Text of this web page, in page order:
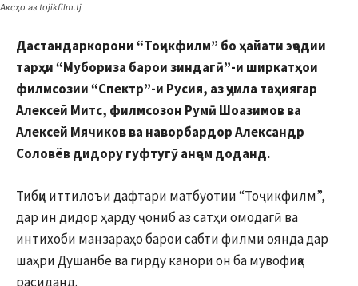
Аксҳо аз tojikfilm.tj
Дастандаркорони “Тоҷикфилм” бо ҳайати эҷодии
тарҳи “Мубориза барои зиндагӣ”-и ширкатҳои
филмсозии “Спектр”-и Русия, аз ҷумла таҳиягар
Алексей Митс, филмсозон Румӣ Шоазимов ва
Алексей Мячиков ва наворбардор Александр
Соловёв дидору гуфтугӯ анҷом доданд.
Тибқи иттилоъи дафтари матбуотии “Тоҷикфилм”,
дар ин дидор ҳарду ҷониб аз сатҳи омодагӣ ва
интихоби манзараҳо барои сабти филми оянда дар
шаҳри Душанбе ва гирду канори он ба мувофиқа
расиданд.